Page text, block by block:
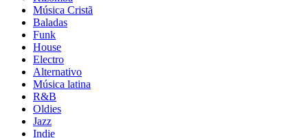
Música Cristã
Baladas
Funk
House
Electro
Alternativo
Música latina
R&B
Oldies
Jazz
Indie